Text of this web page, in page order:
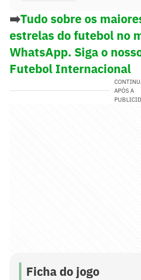
➡️Tudo sobre os
estrelas do futebol no
WhatsApp. Siga o
Futebol Internacional
APÓS A
Ficha do jogo